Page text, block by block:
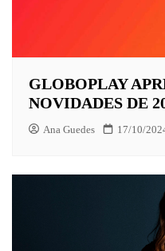
GLOBOPLAY
NOVIDADES DE
Ana Guedes 17/10/